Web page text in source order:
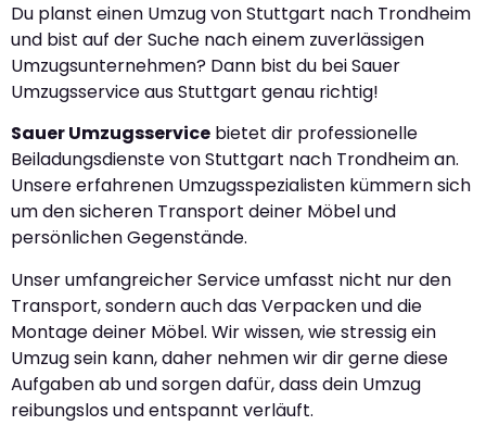
Du planst einen Umzug von Stuttgart nach Trondheim
und bist auf der Suche nach einem zuverlässigen
Umzugsunternehmen? Dann bist du bei Sauer
Umzugsservice aus Stuttgart genau richtig!
Sauer Umzugsservice bietet dir professionelle
Beiladungsdienste von Stuttgart nach Trondheim an.
Unsere erfahrenen Umzugsspezialisten kümmern sich
um den sicheren Transport deiner Möbel und
persönlichen Gegenstände.
Unser umfangreicher Service umfasst nicht nur den
Transport, sondern auch das Verpacken und die
Montage deiner Möbel. Wir wissen, wie stressig ein
Umzug sein kann, daher nehmen wir dir gerne diese
Aufgaben ab und sorgen dafür, dass dein Umzug
reibungslos und entspannt verläuft.